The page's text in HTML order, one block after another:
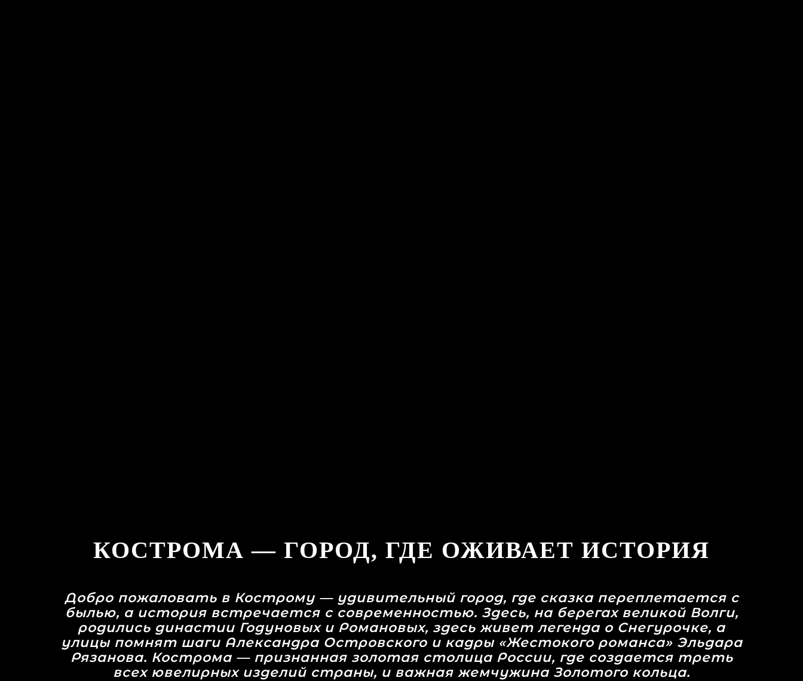
КОСТРОМА — ГОРОД, ГДЕ ОЖИВАЕТ ИСТОРИЯ
Добро пожаловать в Кострому — удивительный город, где сказка переплетается с
былью, а история встречается с современностью. Здесь, на берегах великой Волги,
родились династии Годуновых и Романовых, здесь живет легенда о Снегурочке, а
улицы помнят шаги Александра Островского и кадры «Жестокого романса» Эльдара
Рязанова. Кострома — признанная золотая столица России, где создается треть
всех ювелирных изделий страны, и важная жемчужина Золотого кольца.